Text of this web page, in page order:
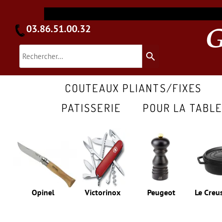
search
Peugeot Le
Victorinox
Opinel
COUTEAUX PLIANTS/FIXES
PATISSERIE
POUR LA TABLE
03.86.51.00.32